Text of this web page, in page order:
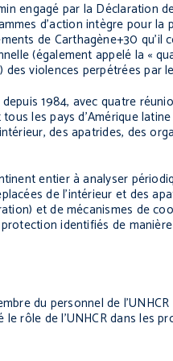
engagé par la Déclaration
d’action intègre pour
de Carthagène+30
(également appelé la «
violences perpétrées
1984, avec quatre
les pays d’Amérique
des apatrides, des
entier à analyser
de l’intérieur et des
et de mécanismes de
identifiés de
du personnel de
rôle de l’UNHCR dans les